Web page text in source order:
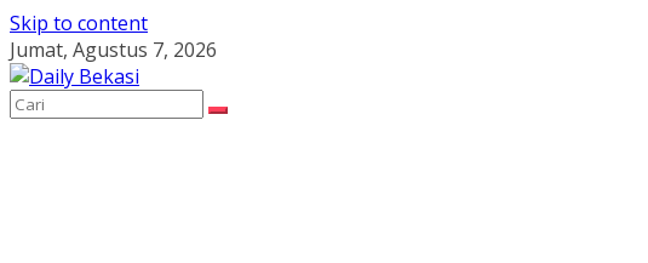
Skip to content
Jumat, Agustus 7, 2026